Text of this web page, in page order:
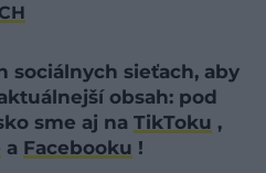
sociálnych sieťach, aby
obsah: pod
sme aj na TikToku ,
a Facebooku !